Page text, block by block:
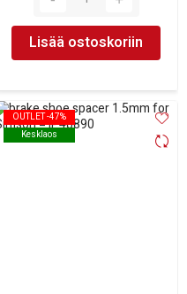
Lisää ostoskoriin
OUTLET -47%
Kesklaos
OUTLET -47%
Kesklaos